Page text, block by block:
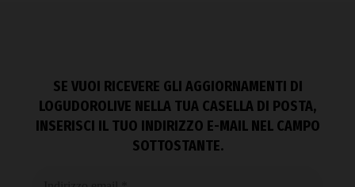
SE VUOI RICEVERE GLI AGGIORNAMENTI DI
LOGUDOROLIVE NELLA TUA CASELLA DI POSTA,
INSERISCI IL TUO INDIRIZZO E-MAIL NEL CAMPO
SOTTOSTANTE.